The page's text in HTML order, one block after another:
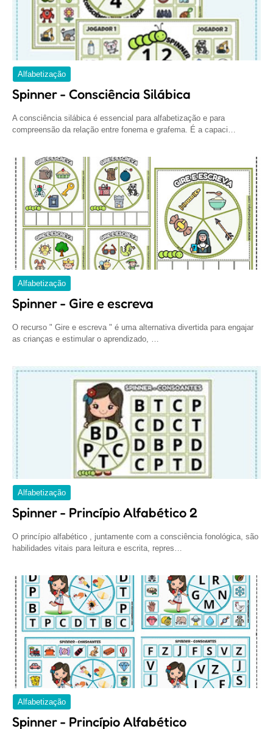
Alfabetização
Spinner - Consciência Silábica
A consciência silábica é essencial para alfabetização e para
compreensão da relação entre fonema e grafema. É a capaci…
Alfabetização
Spinner - Gire e escreva
O recurso " Gire e escreva " é uma alternativa divertida para engajar
as crianças e estimular o aprendizado, …
Alfabetização
Spinner - Princípio Alfabético 2
O princípio alfabético , juntamente com a consciência fonológica, são
habilidades vitais para leitura e escrita, repres…
Alfabetização
Spinner - Princípio Alfabético